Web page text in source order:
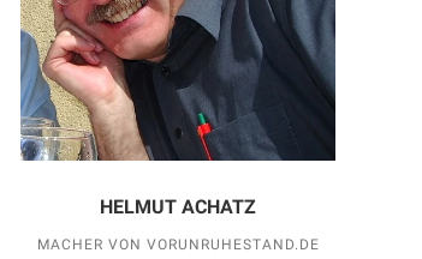
HELMUT ACHATZ
MACHER VON VORUNRUHESTAND.DE